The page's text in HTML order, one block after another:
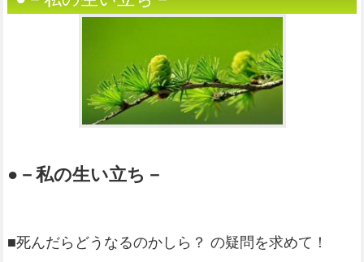
●－私の生い立ち－
■死んだらどうなるのかしら？ の疑問を求めて！